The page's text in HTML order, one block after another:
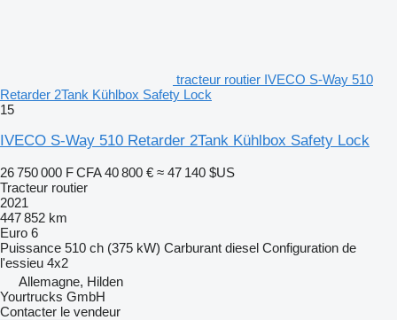
tracteur routier IVECO S-Way 510
Retarder 2Tank Kühlbox Safety Lock
15
IVECO S-Way 510 Retarder 2Tank Kühlbox Safety Lock
26 750 000 F CFA 40 800 € ≈ 47 140 $US
Tracteur routier
2021
447 852 km
Euro 6
Puissance 510 ch (375 kW) Carburant diesel Configuration de
l'essieu 4x2
Allemagne, Hilden
Yourtrucks GmbH
Contacter le vendeur